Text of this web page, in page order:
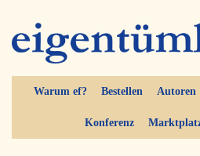
Warum ef? Bestellen Autoren
Konferenz